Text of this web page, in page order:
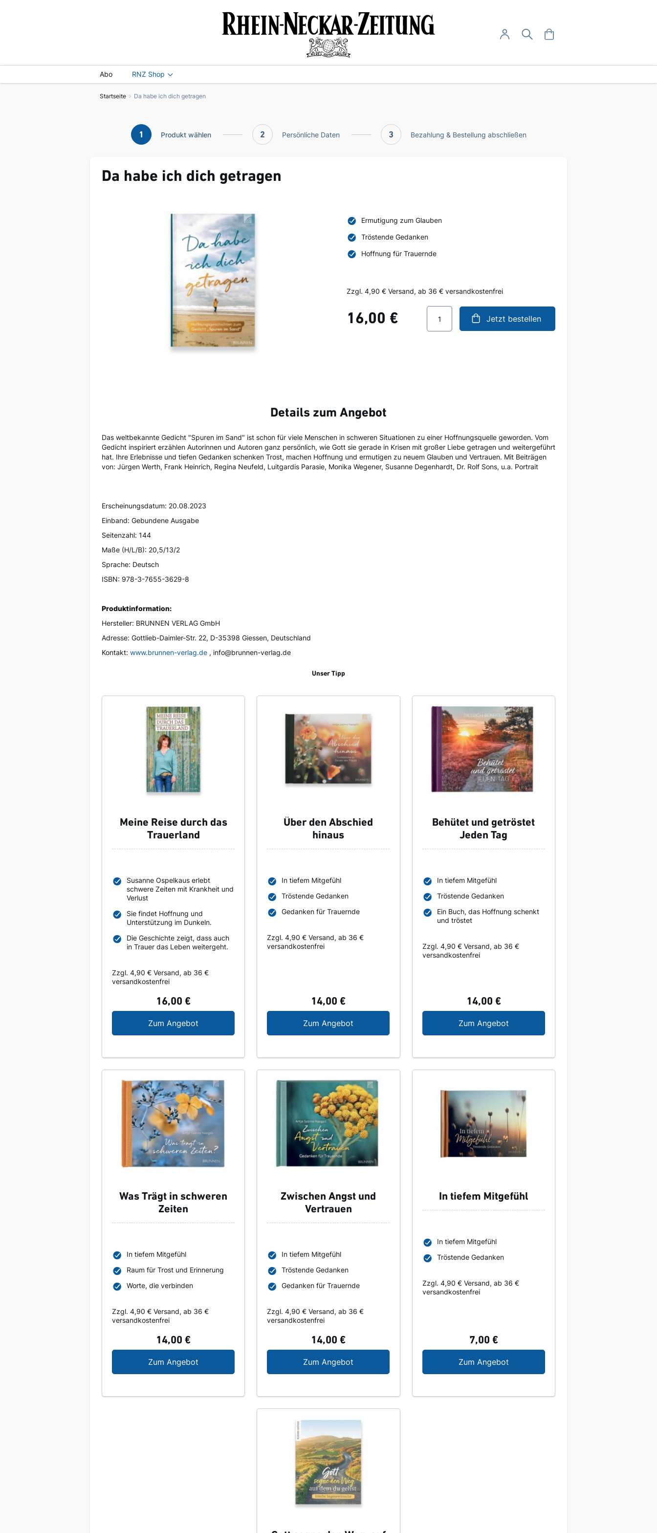
User-Menü
Anmelden
Abo RNZ Shop
Startseite Da habe ich dich getragen
1 Produkt wählen 2 Persönliche Daten 3 Bezahlung & Bestellung abschließen
Da habe ich dich getragen
Ermutigung zum Glauben
Tröstende Gedanken
Hoffnung für Trauernde
Zzgl. 4,90 € Versand, ab 36 € versandkostenfrei
Jetzt bestellen
16,00 €
Details zum Angebot
Das weltbekannte Gedicht "Spuren im Sand" ist schon für viele Menschen in schweren Situationen zu einer Hoffnungsquelle geworden. Vom
Gedicht inspiriert erzählen Autorinnen und Autoren ganz persönlich, wie Gott sie gerade in Krisen mit großer Liebe getragen und weitergeführt
hat. Ihre Erlebnisse und tiefen Gedanken schenken Trost, machen Hoffnung und ermutigen zu neuem Glauben und Vertrauen. Mit Beiträgen
von: Jürgen Werth, Frank Heinrich, Regina Neufeld, Luitgardis Parasie, Monika Wegener, Susanne Degenhardt, Dr. Rolf Sons, u.a. Portrait
Erscheinungsdatum: 20.08.2023
Einband: Gebundene Ausgabe
Seitenzahl: 144
Maße (H/L/B): 20,5/13/2
Sprache: Deutsch
ISBN: 978-3-7655-3629-8
Produktinformation:
Hersteller: BRUNNEN VERLAG GmbH
Adresse: Gottlieb-Daimler-Str. 22, D-35398 Giessen, Deutschland
Kontakt: www.brunnen-verlag.de , info@brunnen-verlag.de
Unser Tipp
Meine Reise durch das
Trauerland
Susanne Ospelkaus erlebt
schwere Zeiten mit Krankheit und
Verlust
Sie findet Hoffnung und
Unterstützung im Dunkeln.
Die Geschichte zeigt, dass auch
in Trauer das Leben weitergeht.
Zzgl. 4,90 € Versand, ab 36 €
versandkostenfrei
16,00 €
Zum Angebot Meine Reise durch das Trauerland
Über den Abschied
hinaus
In tiefem Mitgefühl
Tröstende Gedanken
Gedanken für Trauernde
Zzgl. 4,90 € Versand, ab 36 €
versandkostenfrei
14,00 €
Zum Angebot
Behütet und getröstet
Jeden Tag
In tiefem Mitgefühl
Tröstende Gedanken
Ein Buch, das Hoffnung schenkt
und tröstet
Zzgl. 4,90 € Versand, ab 36 €
versandkostenfrei
14,00 €
Zum AngebotBehütet und getröstet Jeden Tag
Was Trägt in schweren
Zeiten
In tiefem Mitgefühl
Raum für Trost und Erinnerung
Worte, die verbinden
Zzgl. 4,90 € Versand, ab 36 €
versandkostenfrei
14,00 €
Zum Angebot Was Trägt in schweren Zeiten
Zwischen Angst und
Vertrauen
In tiefem Mitgefühl
Tröstende Gedanken
Gedanken für Trauernde
Zzgl. 4,90 € Versand, ab 36 €
versandkostenfrei
14,00 €
Zum Angebot Zwischen Angst und Vertrauen
In tiefem Mitgefühl
In tiefem Mitgefühl
Tröstende Gedanken
Zzgl. 4,90 € Versand, ab 36 €
versandkostenfrei
7,00 €
Zum AngebotIn tiefem Mitgefühl